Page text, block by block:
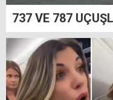
737 VE 787